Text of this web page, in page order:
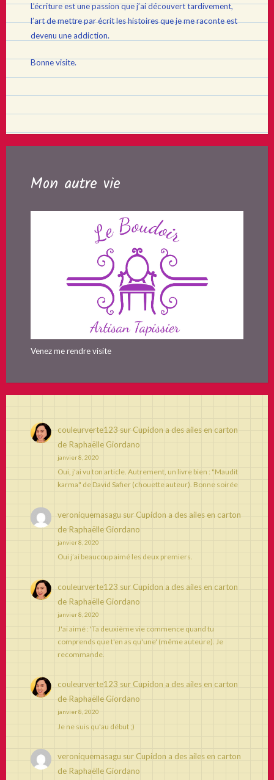
L’écriture est une passion que j’ai découvert tardivement,
l’art de mettre par écrit les histoires que je me raconte est
devenu une addiction.
Bonne visite.
Mon autre vie
Venez me rendre visite
couleurverte123 sur Cupidon a des ailes en carton
de Raphaëlle Giordano
janvier 8, 2020
Oui, j'ai vu ton article. Autrement, un livre bien : "Maudit
karma" de David Safier (chouette auteur). Bonne soirée
veroniquemasagu sur Cupidon a des ailes en carton
de Raphaëlle Giordano
janvier 8, 2020
Oui j’ai beaucoup aimé les deux premiers.
couleurverte123 sur Cupidon a des ailes en carton
de Raphaëlle Giordano
janvier 8, 2020
J'ai aimé : 'Ta deuxième vie commence quand tu
comprends que t'en as qu'une' (même auteure). Je
recommande.
couleurverte123 sur Cupidon a des ailes en carton
de Raphaëlle Giordano
janvier 8, 2020
Je ne suis qu'au début ;)
veroniquemasagu sur Cupidon a des ailes en carton
de Raphaëlle Giordano